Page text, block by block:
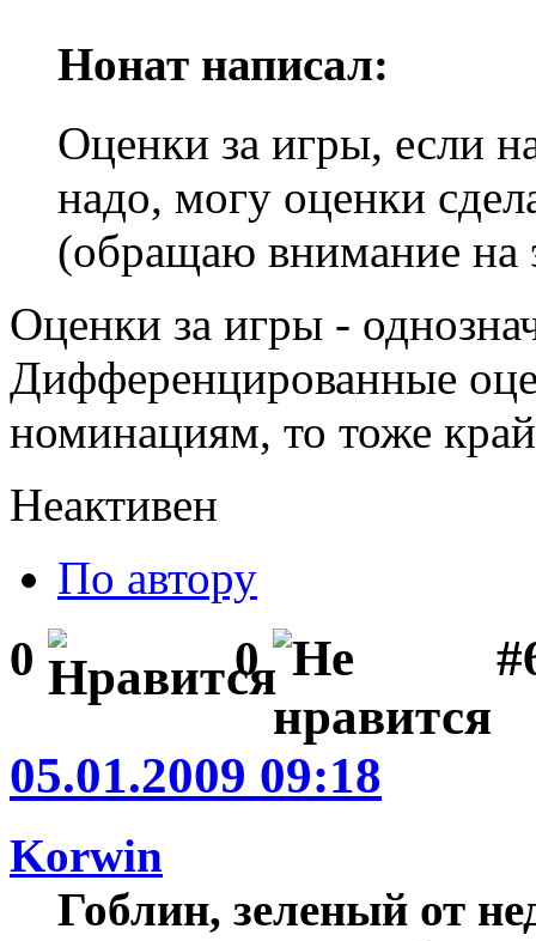
Нонат написал:
Оценки за игры, если
надо, могу оценки
(обращаю внимание на
Оценки за игры -
Дифференцированные
номинациям, то тоже
Неактивен
По автору
0 0
05.01.2009 09:18
Korwin
Гоблин, зеленый от